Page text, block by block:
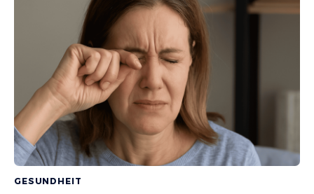
GESUNDHEIT